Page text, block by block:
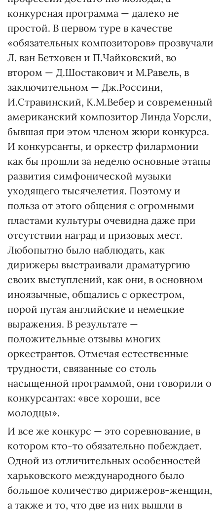
конкурсная программа — далеко не
простой. В первом туре в качестве
«обязательных композиторов» прозвучали
Л. ван Бетховен и П.Чайковский, во
втором — Д.Шостакович и М.Равель, в
заключительном — Дж.Россини,
И.Стравинский, К.М.Вебер и современный
американский композитор Линда Уорсли,
бывшая при этом членом жюри конкурса.
И конкурсанты, и оркестр филармонии
как бы прошли за неделю основные этапы
развития симфонической музыки
уходящего тысячелетия. Поэтому и
польза от этого общения с огромными
пластами культуры очевидна даже при
отсутствии наград и призовых мест.
Любопытно было наблюдать, как
дирижеры выстраивали драматургию
своих выступлений, как они, в основном
иноязычные, общались с оркестром,
порой путая английские и немецкие
выражения. В результате —
положительные отзывы многих
оркестрантов. Отмечая естественные
трудности, связанные со столь
насыщенной программой, они говорили о
конкурсантах: «все хороши, все
молодцы».
И все же конкурс — это соревнование, в
котором кто-то обязательно побеждает.
Одной из отличительных особенностей
харьковского международного было
большое количество дирижеров-женщин,
а также и то, что две из них вышли в